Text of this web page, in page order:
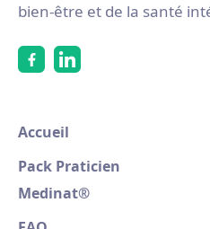
bien-être et de la santé
Accueil
Pack Praticien
Medinat®